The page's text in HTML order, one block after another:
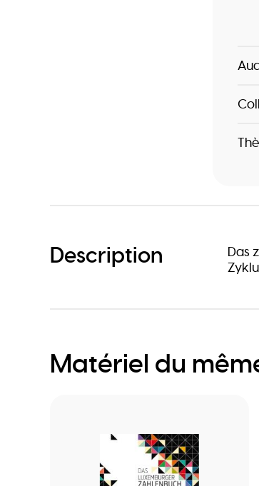
Description
Das
Matériel du